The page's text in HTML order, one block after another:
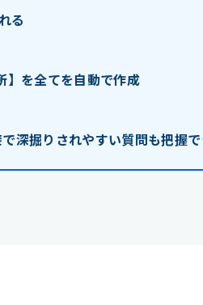
る
】を全てを自動で作成
深掘りされやすい質問も把握で